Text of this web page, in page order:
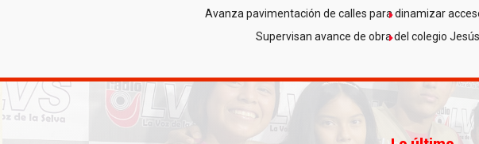
Avanza pavimentación de calles para dinamizar
Supervisan avance de obra del colegio